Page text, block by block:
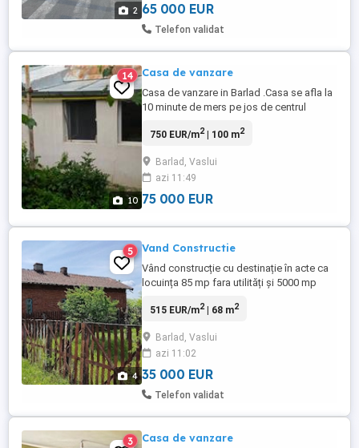
2 65 000 EUR
Telefon validat
10
14 Casa de vanzare
Casa de vanzare in Barlad .Casa se afla la
10 minute de mers pe jos de centrul
camere,2 bucatarii,baie,2 holuri( hol mare
mp),beci,magazie,termopane toata
casa,centrala termica+ sobe,izolata,
canalizare, strada asfaltata. .Terenul este
750 EUR/m2| 100 m2
Barlad, Vaslui
azi 11:49
75 000 EUR
4
5 Vand Constructie
Vând construcție cu destinație în acte ca
locuința 85 mp fara utilități și 5000 mp
creștere animale ,recreere . aflată la 10 m
zona depozit militar pod fier ce
traversează Râul Preț 35000 eur
515 EUR/m2| 68 m2
Barlad, Vaslui
azi 11:02
35 000 EUR
Telefon validat
3 Casa de vanzare